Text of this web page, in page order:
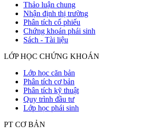
Thảo luận chung
Nhận định thị trường
Phân tích cổ phiếu
Chứng khoán phái sinh
Sách - Tài liệu
LỚP HỌC CHỨNG KHOÁN
Lớp học căn bản
Phân tích cơ bản
Phân tích kỹ thuật
Quy trình đầu tư
Lớp học phái sinh
PT CƠ BẢN